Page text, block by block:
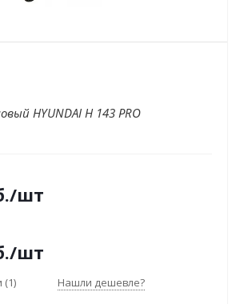
HYUNDAI H 143 PRO
/шт
/шт
(1) Нашли дешевле?